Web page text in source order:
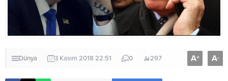
Dünya 3 Kasım 2018 22:51 0 297 A+ A-